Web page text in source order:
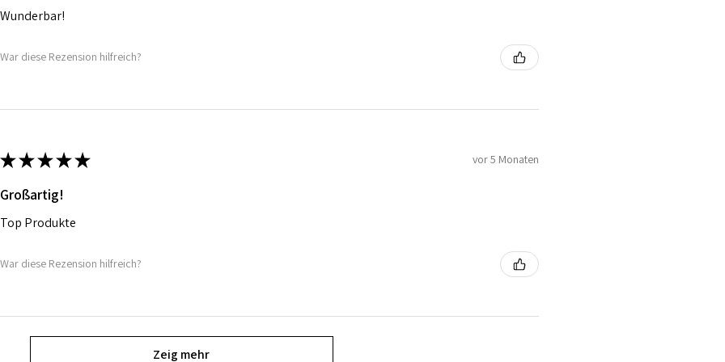
Wunderbar!
War diese Rezension hilfreich?
★★★★★ vor 5 Monaten
Großartig!
Top Produkte
War diese Rezension hilfreich?
Zeig mehr